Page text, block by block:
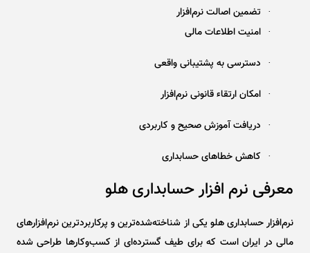
· تضمین اصالت نرم‌افزار
· امنیت اطلاعات مالی
· دسترسی به پشتیبانی واقعی
· امکان ارتقاء قانونی نرم‌افزار
· دریافت آموزش صحیح و کاربردی
· کاهش خطاهای حسابداری
معرفی نرم ‌افزار حسابداری هلو
نرم‌افزار حسابداری هلو یکی از شناخته‌شده‌ترین و پرکاربردترین نرم‌افزارهای
مالی در ایران است که برای طیف گسترده‌ای از کسب‌وکارها طراحی شده